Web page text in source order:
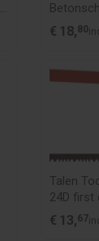
30 cm
€ 18,80
Talen
24D first
€ 13,67